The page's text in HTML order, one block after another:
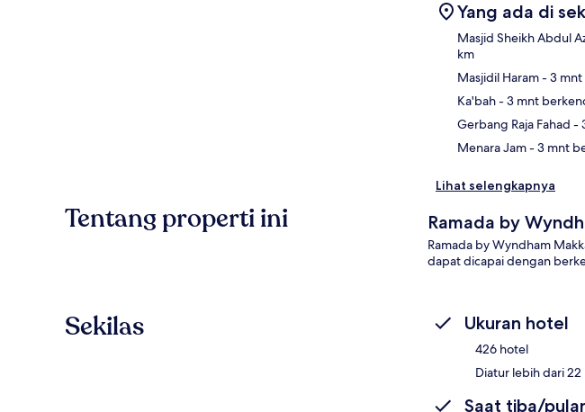
Yang ada di
Masjid Sheikh Abdul
km
Masjidil Haram- 3
Ka'bah- 3 mnt
Gerbang Raja Fahad -
Menara Jam- 3 mnt
Lihat selengkapnya
Tentang properti ini Ramada by
Ramada by Wyndham
dapat dicapai dengan
Sekilas Ukuran hotel
426 hotel
Diatur lebih dari 22
Saat tiba/